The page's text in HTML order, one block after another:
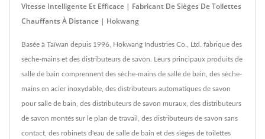
Vitesse Intelligente Et Efficace | Fabricant De Sièges De Toilettes
Chauffants À Distance | Hokwang
Basée à Taïwan depuis 1996, Hokwang Industries Co., Ltd. fabrique des
sèche-mains et des distributeurs de savon. Leurs principaux produits de
salle de bain comprennent des sèche-mains de salle de bain, des sèche-
mains en acier inoxydable, des distributeurs automatiques de savon
pour salle de bain, des distributeurs de savon muraux, des distributeurs
de savon montés sur le plan de travail, des distributeurs de savon sans
contact, des robinets d'eau de salle de bain et des sièges de toilettes